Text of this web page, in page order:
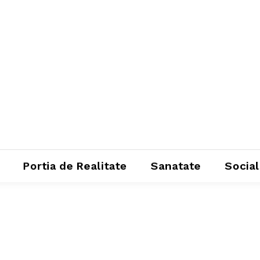
Portia de Realitate Sanatate Social